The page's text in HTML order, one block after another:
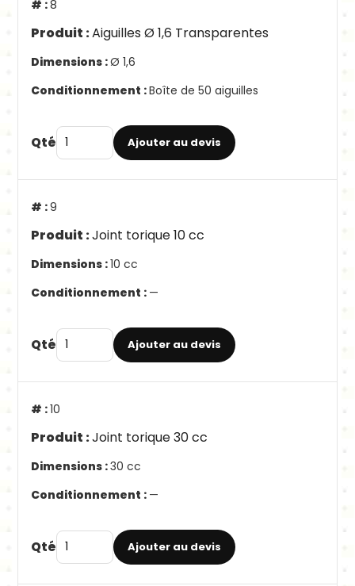
8
Aiguilles Ø 1,6 Transparentes
Ø 1,6
Boîte de 50 aiguilles
Qté Ajouter au devis
9
Joint torique 10 cc
10 cc
—
Qté Ajouter au devis
10
Joint torique 30 cc
30 cc
—
Qté Ajouter au devis